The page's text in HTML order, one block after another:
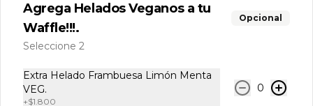
Términos y condiciones
Política de privacidad
Redes sociales
Agrega Helados Veganos a tu
Waffle!!!.
Opcional
Seleccione 2
Extra Helado Frambuesa Limón Menta
VEG.
+$1.800
0